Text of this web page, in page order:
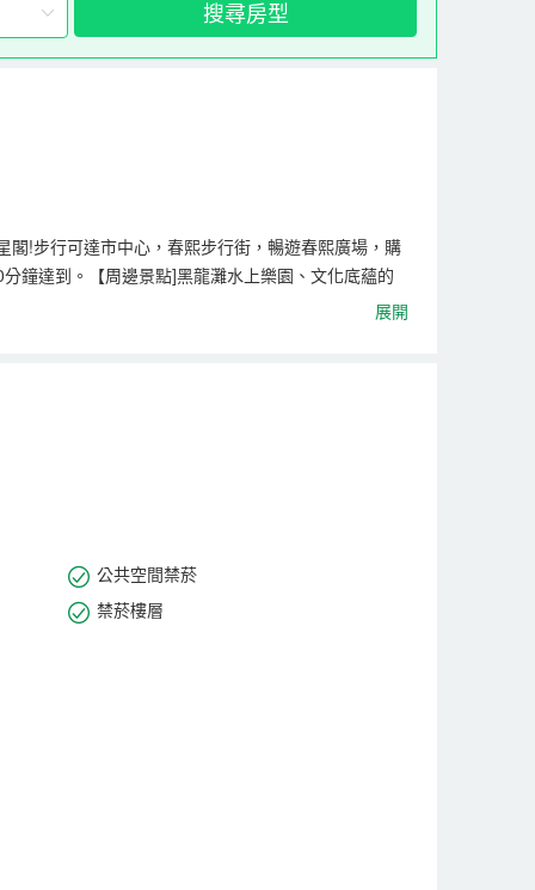
搜尋房型
!步行可達市中心，春熙步行街，暢遊春熙廣場，購
鐘達到。【周邊景點]黑龍灘水上樂園、文化底蘊的
火鍋、串串、小吃一應俱全，更有網紅抖音的各類美
展開
公共空間禁菸
禁菸樓層